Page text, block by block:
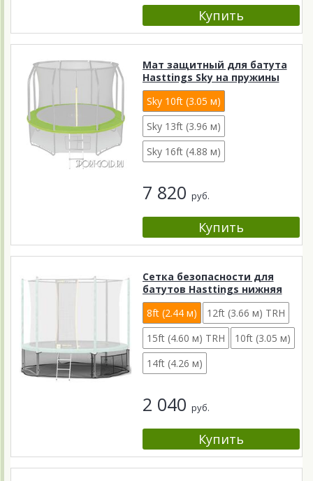
Мат защитный для батута
Hasttings Sky на пружины
Sky 10ft (3.05 м)
Sky 13ft (3.96 м)
Sky 16ft (4.88 м)
7 820 руб.
Сетка безопасности для
батутов Hasttings нижняя
8ft (2.44 м)
12ft (3.66 м) TRH
15ft (4.60 м) TRH
10ft (3.05 м)
14ft (4.26 м)
2 040 руб.